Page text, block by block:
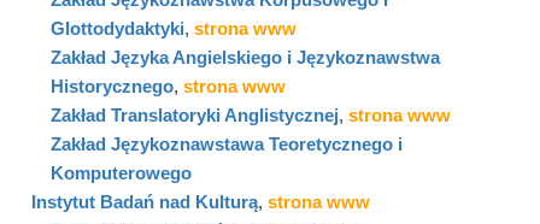
Glottodydaktyki, strona www
Zakład Języka Angielskiego i Językoznawstwa
Historycznego, strona www
Zakład Translatoryki Anglistycznej, strona www
Zakład Językoznawstawa Teoretycznego i
Komputerowego
Instytut Badań nad Kulturą, strona www